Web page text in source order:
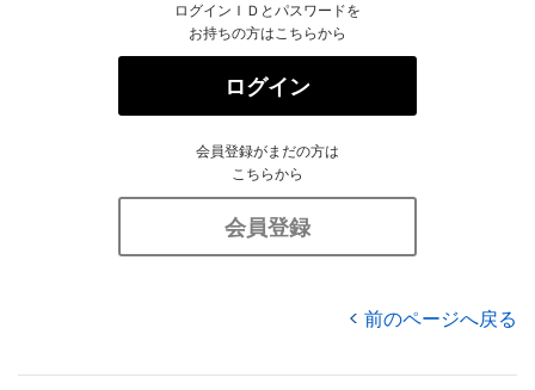
ログインＩＤとパスワードを
お持ちの方はこちらから
ログイン
会員登録がまだの方は
こちらから
会員登録
前のページへ戻る